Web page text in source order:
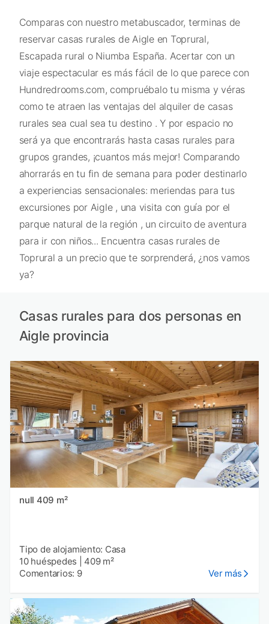
Comparas con nuestro metabuscador, terminas de
reservar casas rurales de Aigle en Toprural,
Escapada rural o Niumba España. Acertar con un
viaje espectacular es más fácil de lo que parece con
Hundredrooms.com, compruébalo tu misma y véras
como te atraen las ventajas del alquiler de casas
rurales sea cual sea tu destino . Y por espacio no
será ya que encontrarás hasta casas rurales para
grupos grandes, ¡cuantos más mejor! Comparando
ahorrarás en tu fin de semana para poder destinarlo
a experiencias sensacionales: meriendas para tus
excursiones por Aigle , una visita con guía por el
parque natural de la región , un circuito de aventura
para ir con niños... Encuentra casas rurales de
Toprural a un precio que te sorprenderá, ¿nos vamos
ya?
Casas rurales para dos personas en
Aigle provincia
null 409 m²
Tipo de alojamiento: Casa
10 huéspedes
409 m²
Comentarios: 9
Ver más